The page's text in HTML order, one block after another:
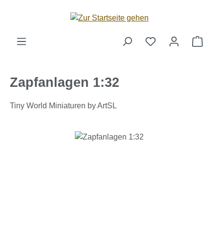
Zum Hauptinhalt springen
Zapfanlagen 1:32
Tiny World Miniaturen by ArtSL
Bildergalerie überspringen